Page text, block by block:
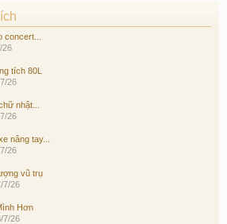
concert...
26
tích 80L
26
nhật...
26
nâng tay...
26
vũ trụ
7/26
Hơn
7/26